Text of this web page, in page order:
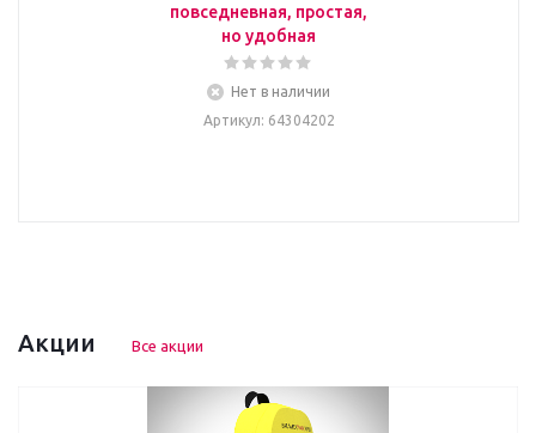
повседневная, простая,
но удобная
Нет в наличии
Артикул: 64304202
Акции Все акции